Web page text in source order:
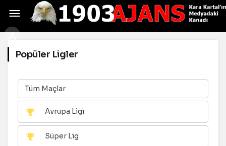
Popüler Ligler
Tüm Maçlar
Avrupa Ligi
Süper Lig